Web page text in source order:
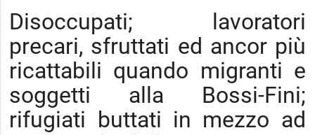
Disoccupati; lavoratori
precari, sfruttati ed ancor più
ricattabili quando migranti e
soggetti alla Bossi-Fini;
rifugiati buttati in mezzo ad